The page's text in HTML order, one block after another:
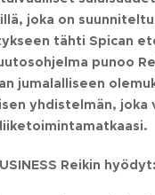
joka on
tähti Spican
punoo
jumalalliseen
yhdistelmän, joka
liiketoimintamatkaasi.
Reikin